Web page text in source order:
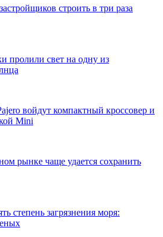
строить в три раза
пролили свет на одну из
войдут компактный кроссовер и
Mini
рынке чаще удается сохранить
степень загрязнения моря: